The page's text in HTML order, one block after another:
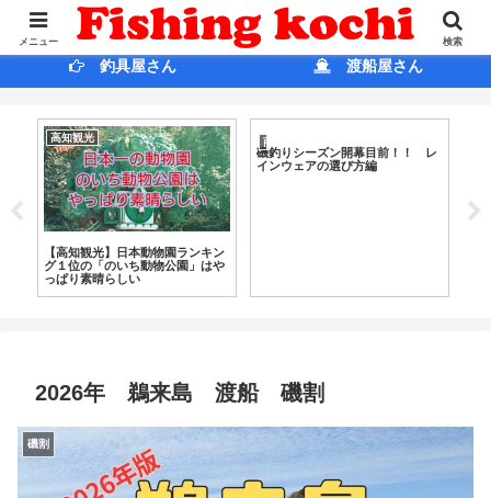
ホ ー ム ブログ
釣具屋さん 渡船屋さん
高知観光
【高知観光】日本動物園ランキン
グ１位の「のいち動物公園」はや
っぱり素晴らしい
商品紹介
磯釣りシーズン開幕目前！！ レ
インウェアの選び方編
2026年 鵜来島 渡船 磯割
磯割
メニュー 検索